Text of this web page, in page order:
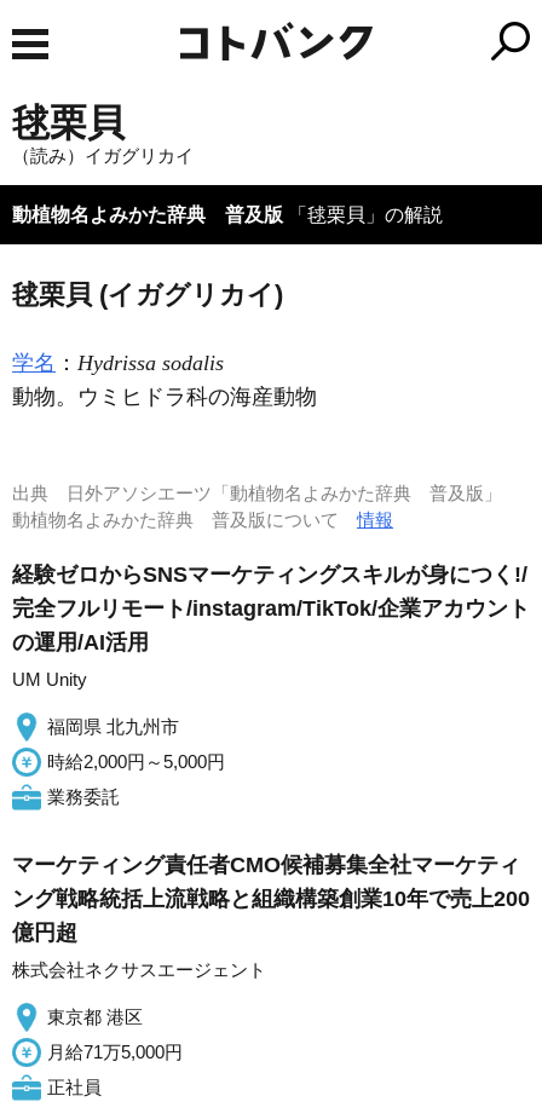
毬栗貝
（読み）イガグリカイ
動植物名よみかた辞典 普及版 「毬栗貝」の解説
毬栗貝 (イガグリカイ)
学名 ： Hydrissa sodalis
動物。ウミヒドラ科の海産動物
出典
日外アソシエーツ「動植物名よみかた辞典 普及版」
動植物名よみかた辞典 普及版について情報
経験ゼロからSNSマーケティングスキルが身につく!/
完全フルリモート/instagram/TikTok/企業アカウント
の運用/AI活用
UM Unity
福岡県 北九州市
時給2,000円～5,000円
業務委託
マーケティング責任者CMO候補募集全社マーケティ
ング戦略統括上流戦略と組織構築創業10年で売上200
億円超
株式会社ネクサスエージェント
東京都 港区
月給71万5,000円
正社員